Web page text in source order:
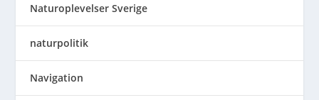
Naturoplevelser Sverige
naturpolitik
Navigation